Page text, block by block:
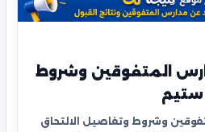
المتفوقين وشروط
ستيم
وشروط وتفاصيل الالتحاق